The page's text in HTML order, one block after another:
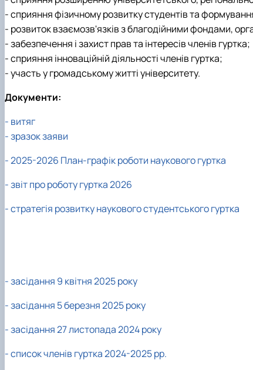
- сприяння фізичному розвитку студентів та
- розвиток взаємозв'язків з благодійними фондами,
- забезпечення і захист прав та інтересів членів гуртка;
- сприяння інноваційній діяльності членів гуртка;
- участь у громадському житті університету.
Документи:
- витяг
- зразок заяви
-2025-2026 План-графік роботи наукового гуртка
- звіт про роботу гуртка 2026
- стратегія розвитку наукового студентського гуртка
- засідання 9 квітня 2025 року
- засідання 5 березня 2025 року
- засідання 27 листопада 2024 року
- список членів гуртка 2024-2025 рр.